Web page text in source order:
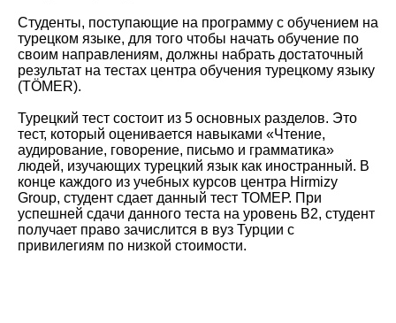
Студенты, поступающие на программу с обучением на
турецком языке, для того чтобы начать обучение по
своим направлениям, должны набрать достаточный
результат на тестах центра обучения турецкому языку
(TÖMER).
Турецкий тест состоит из 5 основных разделов. Это
тест, который оценивается навыками «Чтение,
аудирование, говорение, письмо и грамматика»
людей, изучающих турецкий язык как иностранный. В
конце каждого из учебных курсов центра Hirmizy
Group, студент сдает данный тест ТОМЕР. При
успешней сдачи данного теста на уровень B2, студент
получает право зачислится в вуз Турции с
привилегиям по низкой стоимости.